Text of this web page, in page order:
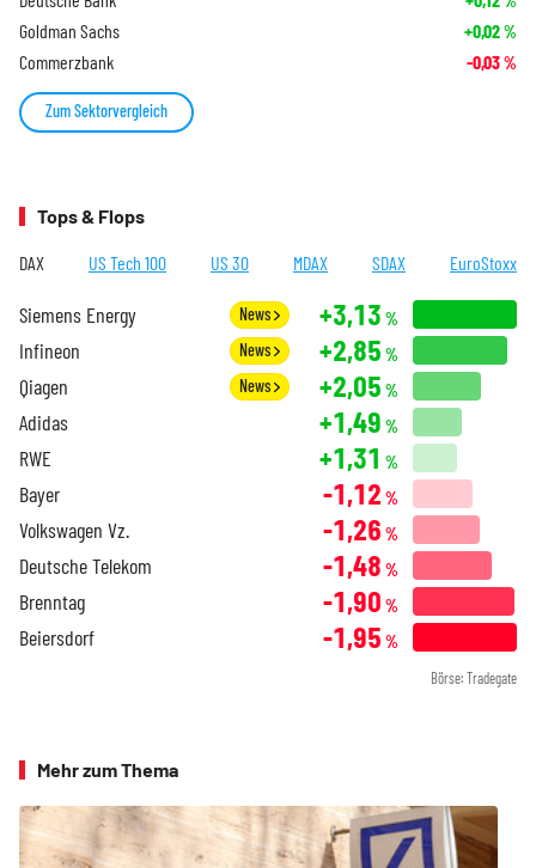
Goldman Sachs +0,02%
Commerzbank -0,03%
Zum Sektorvergleich
Tops & Flops
DAX US Tech 100 US 30 MDAX SDAX EuroStoxx
Siemens Energy News +3,13 %
Infineon News +2,85 %
Qiagen News +2,05 %
Adidas +1,49 %
RWE +1,31 %
Bayer -1,12 %
Volkswagen Vz. -1,26 %
Deutsche Telekom -1,48 %
Brenntag -1,90 %
Beiersdorf -1,95 %
Börse: Tradegate
Mehr zum Thema